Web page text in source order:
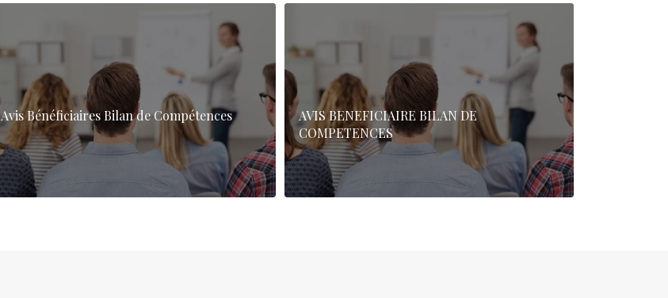
Avis Bénéficiaires Bilan de Compétences
AVIS BENEFICIAIRE BILAN DE
COMPETENCES